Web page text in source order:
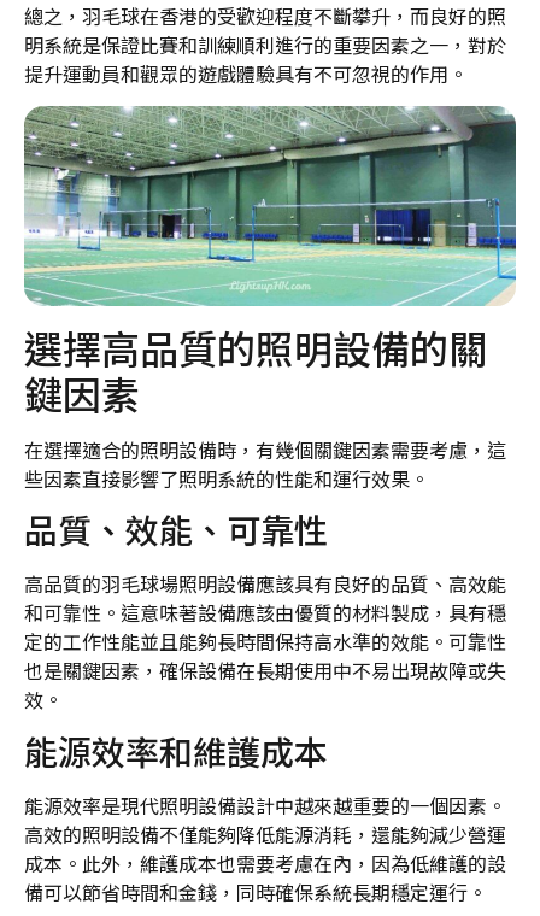
總之，羽毛球在香港的受歡迎程度不斷攀升，而良好的照
明系統是保證比賽和訓練順利進行的重要因素之一，對於
提升運動員和觀眾的遊戲體驗具有不可忽視的作用。
選擇高品質的照明設備的關
鍵因素
在選擇適合的照明設備時，有幾個關鍵因素需要考慮，這
些因素直接影響了照明系統的性能和運行效果。
品質、效能、可靠性
高品質的羽毛球場照明設備應該具有良好的品質、高效能
和可靠性。這意味著設備應該由優質的材料製成，具有穩
定的工作性能並且能夠長時間保持高水準的效能。可靠性
也是關鍵因素，確保設備在長期使用中不易出現故障或失
效。
能源效率和維護成本
能源效率是現代照明設備設計中越來越重要的一個因素。
高效的照明設備不僅能夠降低能源消耗，還能夠減少營運
成本。此外，維護成本也需要考慮在內，因為低維護的設
備可以節省時間和金錢，同時確保系統長期穩定運行。